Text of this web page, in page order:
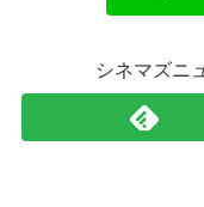
シネマズニ